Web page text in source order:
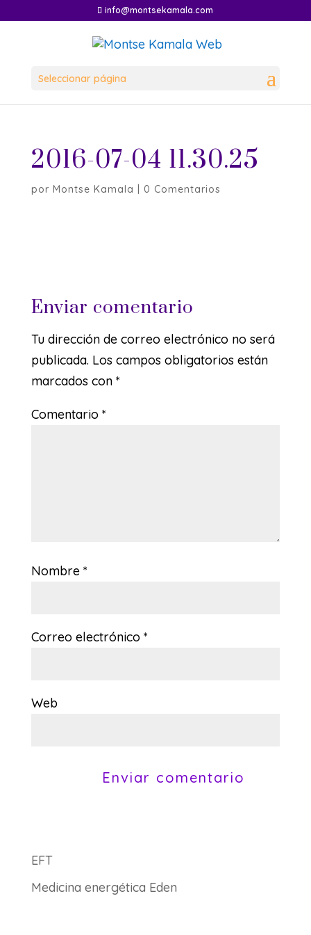
info@montsekamala.com
Seleccionar página
2016-07-04 11.30.25
por Montse Kamala 0 Comentarios
Enviar comentario
Tu dirección de correo electrónico no será
publicada. Los campos obligatorios están
marcados con *
Comentario *
Nombre *
Correo electrónico *
Web
EFT
Medicina energética Eden